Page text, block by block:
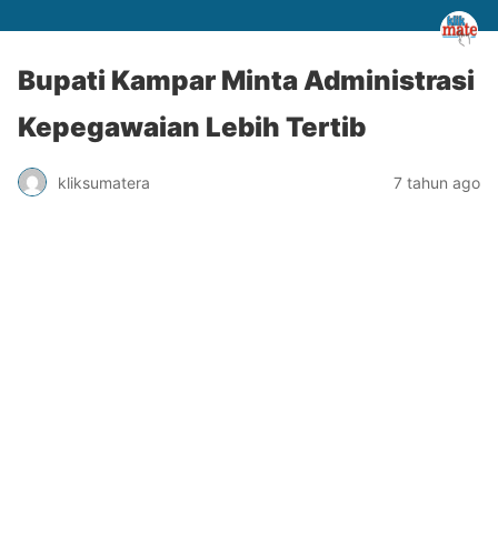
Bupati Kampar Minta Administrasi
Kepegawaian Lebih Tertib
kliksumatera 7 tahun ago